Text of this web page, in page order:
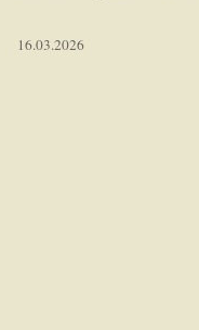
16.03.2026